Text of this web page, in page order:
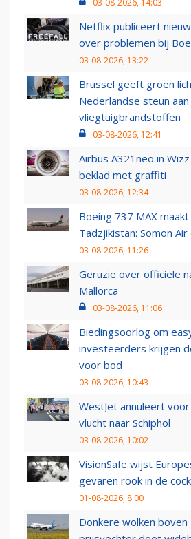
03-08-2026, 14:03
Netflix publiceert
over problemen bij
03-08-2026, 13:22
Brussel geeft groen
Nederlandse steun
vliegtuigbrandstoffen
03-08-2026, 12:41
Airbus A321neo in
beklad met graffiti
03-08-2026, 12:34
Boeing 737 MAX
Tadzjikistan: Somon
03-08-2026, 11:26
Geruzie over officiële
Mallorca
03-08-2026, 11:06
Biedingsoorlog om
investeerders krijgen
voor bod
03-08-2026, 10:43
WestJet annuleert
vlucht naar Schiphol
03-08-2026, 10:02
VisionSafe wijst
gevaren rook in de
01-08-2026, 8:00
Donkere wolken boven